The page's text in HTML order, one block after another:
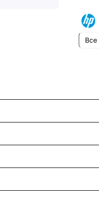
Все